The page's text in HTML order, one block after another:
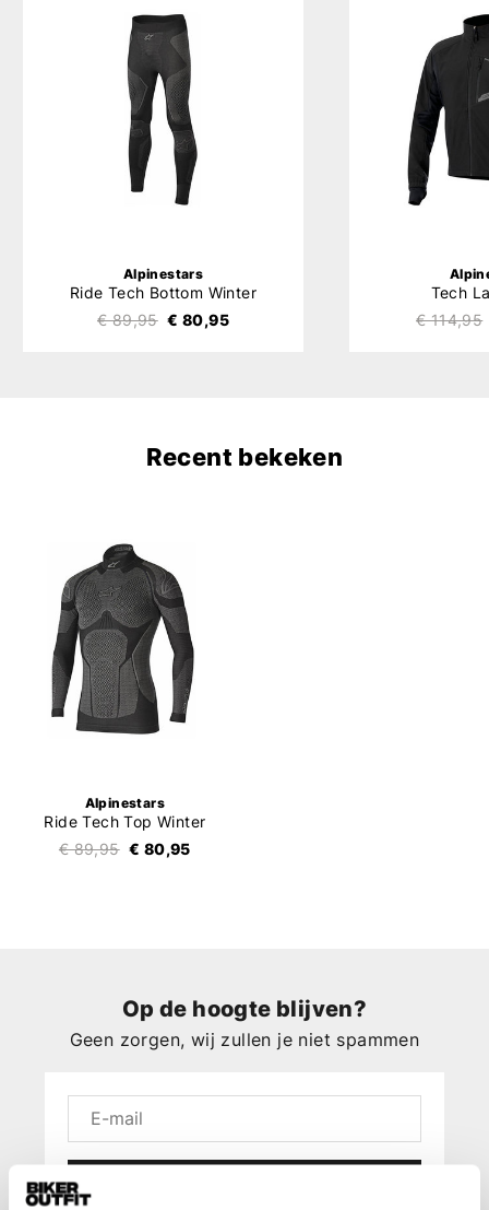
Alpinestars
Ride Tech Bottom Winter
€ 89,95 € 80,95
Tech
€ 114,95
Recent bekeken
Alpinestars
Ride Tech Top Winter
€ 89,95 € 80,95
Op de hoogte blijven?
Geen zorgen, wij zullen je niet spammen